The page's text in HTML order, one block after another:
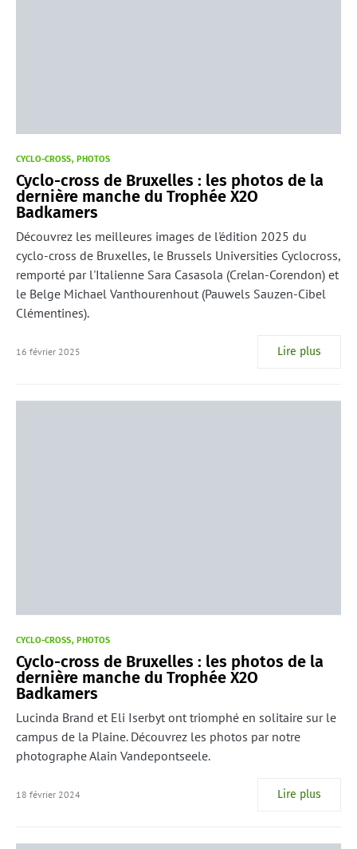
CYCLO-CROSS PHOTOS
Cyclo-cross de Bruxelles : les photos de la
dernière manche du Trophée X2O
Badkamers
Découvrez les meilleures images de l'édition 2025 du
cyclo-cross de Bruxelles, le Brussels Universities Cyclocross,
remporté par l'Italienne Sara Casasola (Crelan-Corendon) et
le Belge Michael Vanthourenhout (Pauwels Sauzen-Cibel
Clémentines).
16 février 2025 Lire plus
CYCLO-CROSS PHOTOS
Cyclo-cross de Bruxelles : les photos de la
dernière manche du Trophée X2O
Badkamers
Lucinda Brand et Eli Iserbyt ont triomphé en solitaire sur le
campus de la Plaine. Découvrez les photos par notre
photographe Alain Vandepontseele.
18 février 2024 Lire plus